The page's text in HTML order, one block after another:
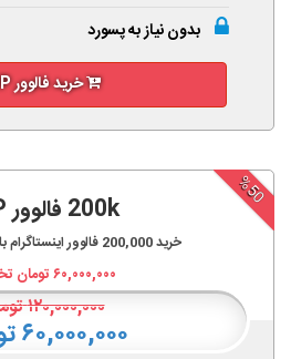
بدون نیاز به پسورد
خرید فالوور VIP
%50
200k فالوور VIP
خرید200,000 فالوور
۶۰,۰۰۰,۰۰۰تومان
۱۲۰,۰۰۰,۰۰۰
۶۰,۰۰۰,۰۰۰ تومان